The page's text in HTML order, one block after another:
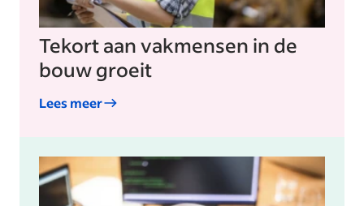
Tekort aan vakmensen in de
bouw groeit
Lees meer